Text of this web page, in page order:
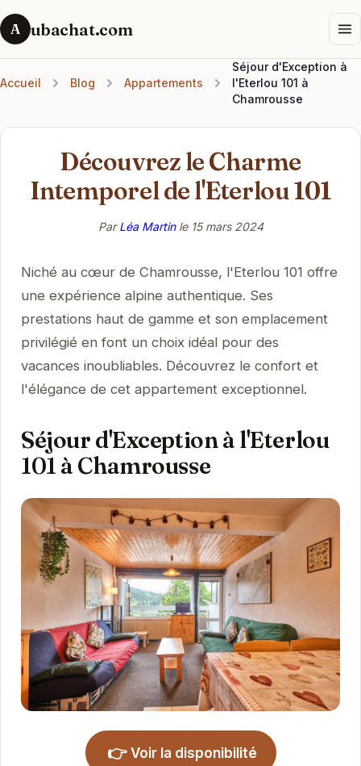
A ubachat.com
Accueil Blog Appartements
Séjour d'Exception à
l'Eterlou 101 à
Chamrousse
Découvrez le Charme
Intemporel de l'Eterlou 101
ParLéa Martinle 15 mars 2024
Niché au cœur de Chamrousse, l'Eterlou 101 offre
une expérience alpine authentique. Ses
prestations haut de gamme et son emplacement
privilégié en font un choix idéal pour des
vacances inoubliables. Découvrez le confort et
l'élégance de cet appartement exceptionnel.
Séjour d'Exception à l'Eterlou
101 à Chamrousse
👉 Voir la disponibilité